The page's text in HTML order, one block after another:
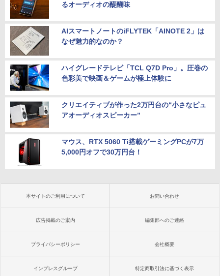
るオーディオの醍醐味
AIスマートノートのiFLYTEK「AINOTE 2」は
なぜ魅力的なのか？
ハイグレードテレビ「TCL Q7D Pro」。圧巻の
色彩美で映画＆ゲームが極上体験に
クリエイティブが作った2万円台の“小さなピュ
アオーディオスピーカー”
マウス、RTX 5060 Ti搭載ゲーミングPCが7万
5,000円オフで30万円台！
本サイトのご利用について お問い合わせ
広告掲載のご案内 編集部へのご連絡
プライバシーポリシー 会社概要
インプレスグループ 特定商取引法に基づく表示